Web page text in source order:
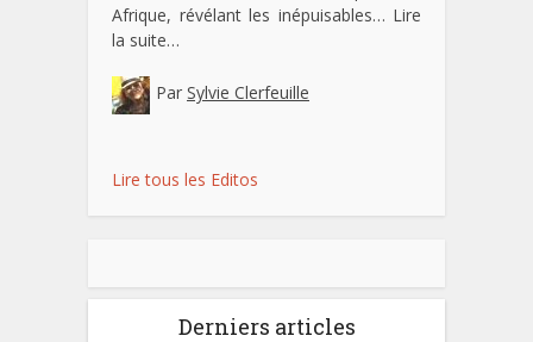
Afrique, révélant les inépuisables… Lire
la suite…
Par Sylvie Clerfeuille
Lire tous les Editos
Derniers articles